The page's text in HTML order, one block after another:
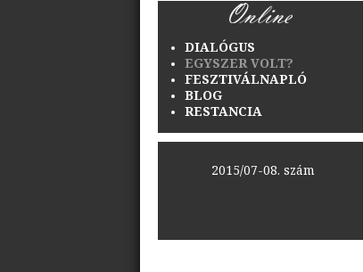
DIALÓGUS
EGYSZER VOLT?
FESZTIVÁLNAPLÓ
BLOG
RESTANCIA
2015/07-08. szám>>